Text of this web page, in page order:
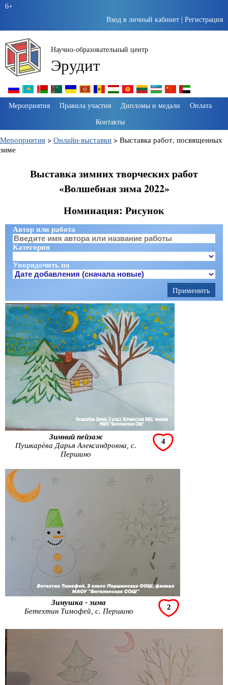
6+
Вход в личный кабинет
Регистрация
Научно-образовательный центр
Эрудит
Пропустить
навигацию
Мероприятия Правила участия Дипломы и медали
Оплата
Контакты
Мероприятия > Онлайн-выставки > Выставка работ, посвященных
зиме
Выставка зимних творческих работ
«Волшебная зима 2022»
Номинация: Рисунок
Автор или работа
Категория
Упорядочить по
4
Зимний пейзаж
Пушкарёва Дарья Александровна, с.
Першино
2
Зимушка - зима
Бетехтин Тимофей, с. Першино